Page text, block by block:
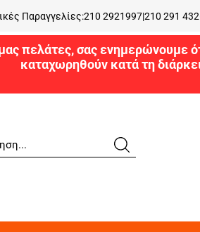
Παραγγελίες:210 2921997|210 291
πελάτες, σας ενημερώνουμε
καταχωρηθούν κατά τη